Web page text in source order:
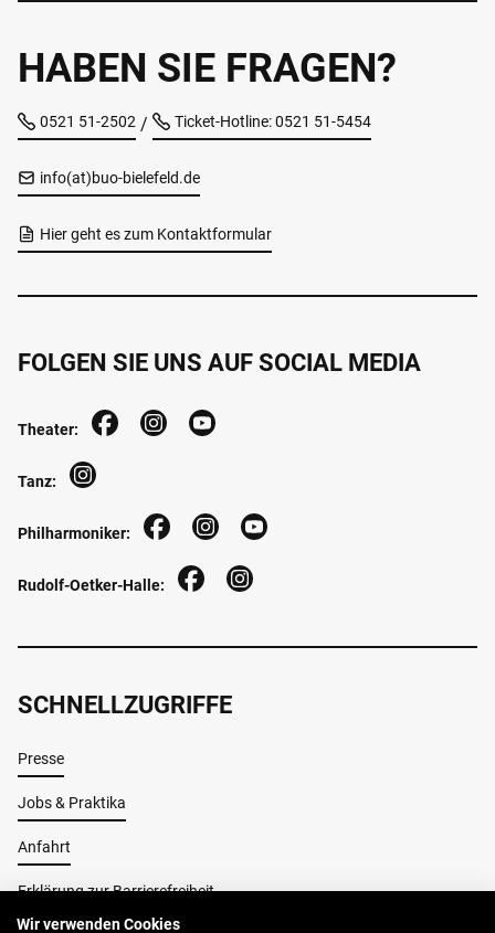
HABEN SIE FRAGEN?
0521 51-2502 / Ticket-Hotline: 0521 51-5454
info(at)buo-bielefeld.de
Hier geht es zum Kontaktformular
SCHNELLZUGRIFFE
Presse
Jobs & Praktika
Anfahrt
Erklärung zur Barrierefreiheit
FOLGEN SIE UNS AUF SOCIAL MEDIA
Theater:
Tanz:
Philharmoniker:
Rudolf-Oetker-Halle:
Wir verwenden Cookies